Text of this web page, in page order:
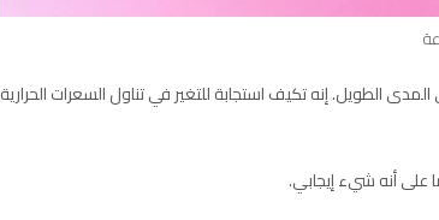
الطويل. إنه تكيف استجابة للتغير في تناول السعرات الحرارية
على أنه شيء إيجابي.